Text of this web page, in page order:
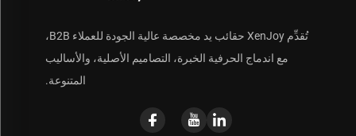
تُقدِّم XenJoy حقائب يد مخصصة عالية الجودة للعملاء B2B،
مع اندماج الحرفية الخبرة، التصاميم الأصلية، والأساليب
المتنوعة.